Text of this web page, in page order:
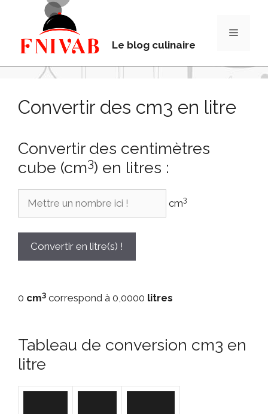
Le blog culinaire
Convertir des cm3 en litre
Convertir des centimètres
cube (cm3) en litres :
cm3
0 cm3 correspond à 0,0000 litres
Tableau de conversion cm3 en
litre